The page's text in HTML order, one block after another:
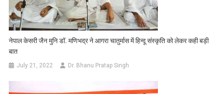
नेपाल केसरी जैन मुनि डॉ. मणिभद्र ने आगरा चातुर्मास में हिन्दू संस्कृति को लेकर कही बड़ी
बात
July 21, 2022 Dr. Bhanu Pratap Singh